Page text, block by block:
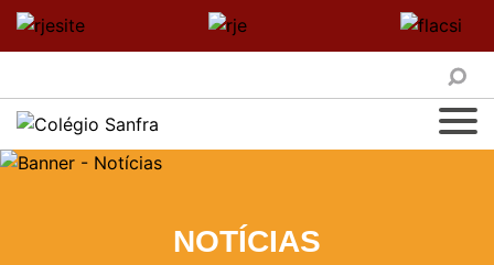
NOTÍCIAS